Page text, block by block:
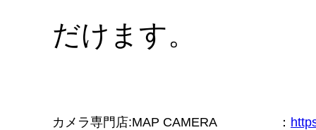
だけます。
カメラ専門店:MAP CAMERA ：